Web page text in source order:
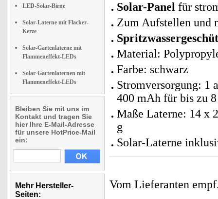
LED-Solar-Birne
Solar-Laterne mit Flacker-
Kerze
Solar-Gartenlaterne mit
Flammeneffekt-LEDs
Solar-Gartenlaternen mit
Flammeneffekt-LEDs
Bleiben Sie mit uns im
Kontakt und tragen Sie
hier Ihre E-Mail-Adresse
für unsere HotPrice-Mail
ein:
Mehr Hersteller-
Seiten:
Solar-Panel für
Zum Aufstellen und
Material:
Farbe: schwarz
Stromversorgung: 1
400 mAh für bis zu
Maße Laterne: 14 x
g
Solar-Laterne
Vom Lieferanten